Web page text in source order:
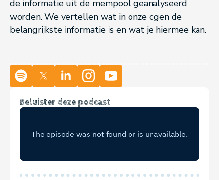
de informatie uit de mempool geanalyseerd
worden. We vertellen wat in onze ogen de
belangrijkste informatie is en wat je hiermee kan.
Beluister deze podcast